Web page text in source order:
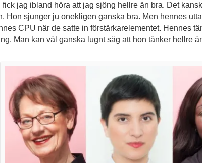
fick jag ibland höra att jag sjöng hellre än bra. Det
Hon sjunger ju onekligen ganska bra. Men hennes
CPU när de satte in förstärkarelementet. Hennes
Man kan väl ganska lugnt säg att hon tänker hellre